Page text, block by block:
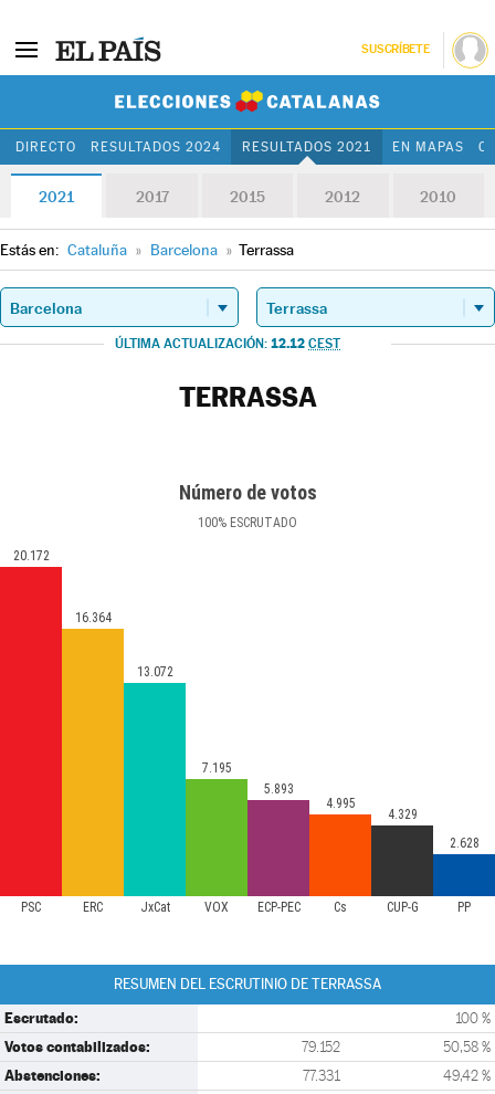
SUSCRÍBETE
DIRECTO RESULTADOS 2024 RESULTADOS 2021 EN MAPAS
2021 2017 2015 2012 2010
Estás en: Cataluña » Barcelona » Terrassa
ÚLTIMA ACTUALIZACIÓN: 12.12 CEST
TERRASSA
Número de votos
100% ESCRUTADO
PSC ERC JxCat VOX ECP-PEC Cs CUP-G PP
20.172
16.364
13.072
7.195
5.893
4.995
4.329
2.628
RESUMEN DEL ESCRUTINIO DE TERRASSA
Escrutado: 100 %
Votos contabilizados: 79.152 50,58 %
Abstenciones: 77.331 49,42 %